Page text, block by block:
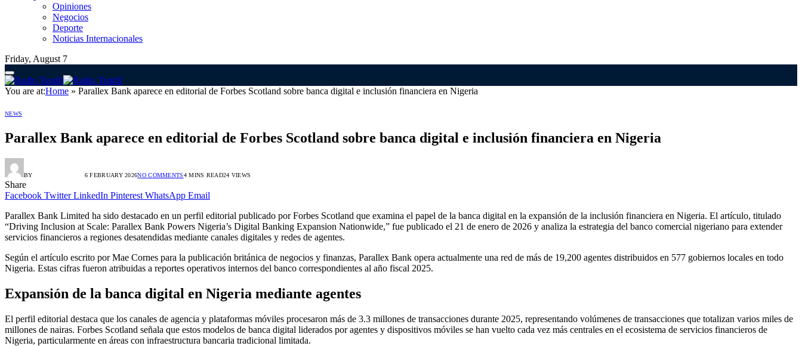
Opiniones
Negocios
Deporte
Noticias Internacionales
Friday, August 7
You are at:Home » Parallex Bank aparece en editorial de Forbes Scotland sobre banca digital e inclusión financiera en Nigeria
NEWS
Parallex Bank aparece en editorial de Forbes Scotland sobre banca digital e inclusión financiera en Nigeria
BY 6 FEBRUARY 2026NO COMMENTS4 MINS READ24 VIEWS
Share
Facebook Twitter LinkedIn Pinterest WhatsApp Email
Parallex Bank Limited ha sido destacado en un perfil editorial publicado por Forbes Scotland que examina el papel de la banca digital en la expansión de la inclusión financiera en Nigeria. El artículo, titulado
“Driving Inclusion at Scale: Parallex Bank Powers Nigeria’s Digital Banking Expansion Nationwide,” fue publicado el 21 de enero de 2026 y analiza la estrategia del banco comercial nigeriano para extender
servicios financieros a regiones desatendidas mediante canales digitales y redes de agentes.
Según el artículo escrito por Mae Cornes para la publicación británica de negocios y finanzas, Parallex Bank opera actualmente una red de más de 19,200 agentes distribuidos en 577 gobiernos locales en todo
Nigeria. Estas cifras fueron atribuidas a reportes operativos internos del banco correspondientes al año fiscal 2025.
Expansión de la banca digital en Nigeria mediante agentes
El perfil editorial destaca que los canales de agencia y plataformas móviles procesaron más de 3.3 millones de transacciones durante 2025, representando volúmenes de transacciones que totalizan varios miles de
millones de nairas. Forbes Scotland señala que estos modelos de banca digital liderados por agentes y dispositivos móviles se han vuelto cada vez más centrales en el ecosistema de servicios financieros de
Nigeria, particularmente en áreas con infraestructura bancaria tradicional limitada.